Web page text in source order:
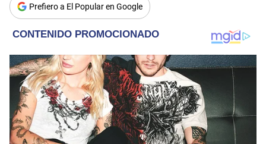
Prefiero a El Popular en Google